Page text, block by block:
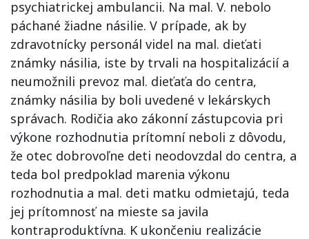
psychiatrickej ambulancii. Na mal. V. nebolo
páchané žiadne násilie. V prípade, ak by
zdravotnícky personál videl na mal. dieťati
známky násilia, iste by trvali na hospitalizácií a
neumožnili prevoz mal. dieťaťa do centra,
známky násilia by boli uvedené v lekárskych
správach. Rodičia ako zákonní zástupcovia pri
výkone rozhodnutia prítomní neboli z dôvodu,
že otec dobrovoľne deti neodovzdal do centra, a
teda bol predpoklad marenia výkonu
rozhodnutia a mal. deti matku odmietajú, teda
jej prítomnosť na mieste sa javila
kontraproduktívna. K ukončeniu realizácie